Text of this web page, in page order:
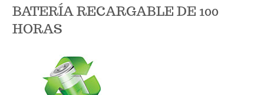
BATERÍA RECARGABLE DE 100
HORAS